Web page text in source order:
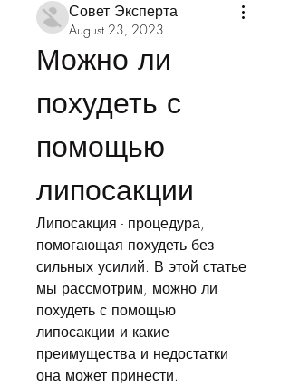
Совет Эксперта
August 23, 2023
Можно ли
похудеть с
помощью
липосакции
Липосакция - процедура,
помогающая похудеть без
сильных усилий. В этой статье
мы рассмотрим, можно ли
похудеть с помощью
липосакции и какие
преимущества и недостатки
она может принести.